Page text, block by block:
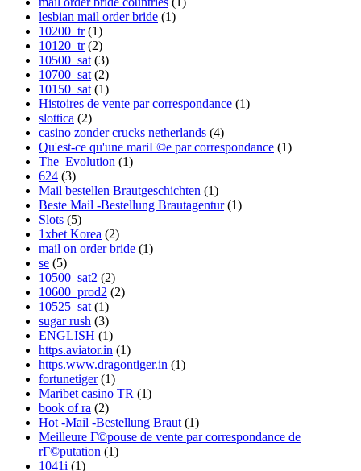
lesbian mail order bride (1)
10200_tr(1)
10120_tr(2)
10500_sat (3)
10700_sat (2)
10150_sat (1)
Histoires de vente par correspondance (1)
slottica (2)
casino zonder crucks netherlands (4)
Qu'est-ce qu'une mariГ©e par correspondance (1)
The_Evolution (1)
624 (3)
Mail bestellen Brautgeschichten (1)
Beste Mail -Bestellung Brautagentur(1)
Slots (5)
1xbet Korea (2)
mail on order bride (1)
se (5)
10500_sat2 (2)
10600_prod2 (2)
10525_sat (1)
sugar rush (3)
ENGLISH (1)
https.aviator.in (1)
https.www.dragontiger.in (1)
fortunetiger(1)
Maribet casino TR (1)
book of ra (2)
Hot -Mail -Bestellung Braut (1)
Meilleure Г©pouse de vente par correspondance de
rГ©putation (1)
1041i (1)